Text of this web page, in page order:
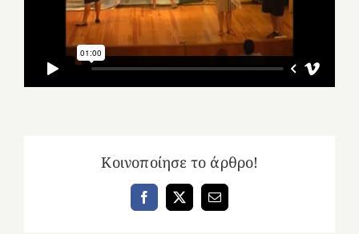
Κοινοποίησε το άρθρο!
Facebook
X Email